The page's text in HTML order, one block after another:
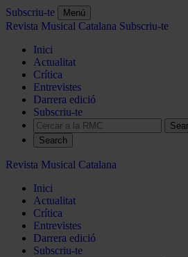
Subscriu-te Menú
Revista Musical Catalana Subscriu-te
Inici
Actualitat
Crítica
Entrevistes
Darrera edició
Subscriu-te
Search
Revista Musical Catalana
Inici
Actualitat
Crítica
Entrevistes
Darrera edició
Subscriu-te